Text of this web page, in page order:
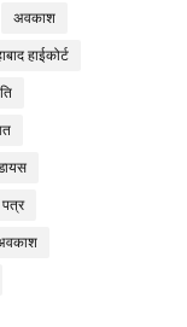
अवकाश
हाईकोर्ट